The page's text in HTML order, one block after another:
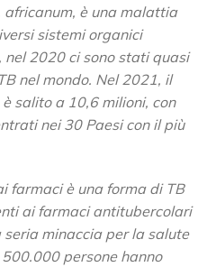
africanum, è una malattia
sistemi organici
nel 2020 ci sono stati quasi
nel mondo. Nel 2021, il
salito a 10,6 milioni, con
nei 30 Paesi con il più
farmaci è una forma di TB
ai farmaci antitubercolari
minaccia per la salute
persone hanno